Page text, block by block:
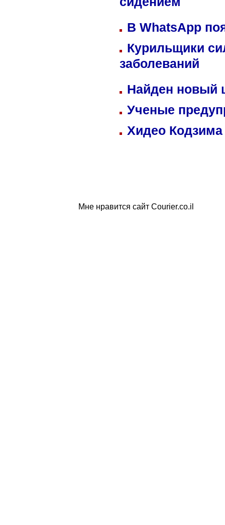
сидением
В WhatsApp
Курильщики
заболеваний
Найден
Ученые
Хидео
Мне нравится сайт Courier.co.il